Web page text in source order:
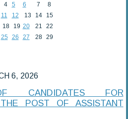
4 5 6 7
8
11 12 13 14
15
18 19 20 21
22
25 26 27 28
29
6, 2026
CANDIDATES FOR
POST OF ASSISTANT